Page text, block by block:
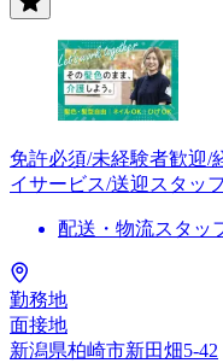
免許必須/未経験者歓迎/
イサービス/送迎スタッ
配送・物流スタッ
勤務地
面接地
新潟県柏崎市新田畑5-42